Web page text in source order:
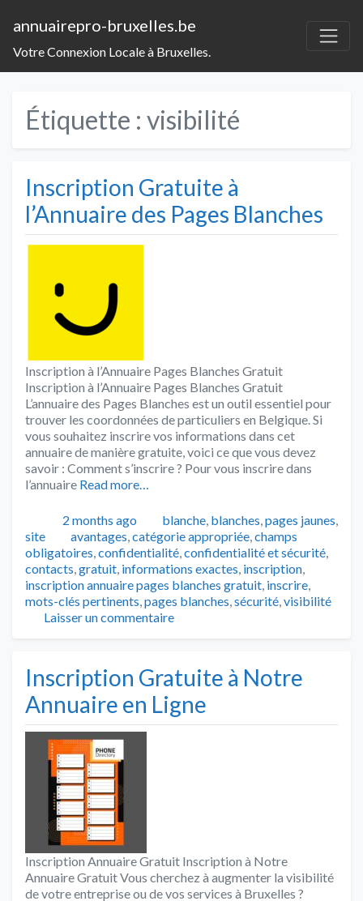
annuairepro-bruxelles.be
Votre Connexion Locale à Bruxelles.
Étiquette : visibilité
Inscription Gratuite à
l’Annuaire des Pages Blanches
Inscription à l’Annuaire Pages Blanches Gratuit
Inscription à l’Annuaire Pages Blanches Gratuit
L’annuaire des Pages Blanches est un outil essentiel pour
trouver les coordonnées de particuliers en Belgique. Si
vous souhaitez inscrire vos informations dans cet
annuaire de manière gratuite, voici ce que vous devez
savoir : Comment s’inscrire ? Pour vous inscrire dans
l’annuaire Read more…
Publié2 months ago Catégories
blanche, blanches,pages jaunes,
site
Tags
avantages,catégorie appropriée,champs
obligatoires,confidentialité,confidentialité et sécurité,
contacts,gratuit, informations exactes, inscription,
inscription annuaire pages blanches gratuit, inscrire,
mots-clés pertinents,pages blanches,sécurité,visibilité
Laisser un commentaire
Inscription Gratuite à Notre
Annuaire en Ligne
Inscription Annuaire Gratuit Inscription à Notre
Annuaire Gratuit Vous cherchez à augmenter la visibilité
de votre entreprise ou de vos services à Bruxelles ?